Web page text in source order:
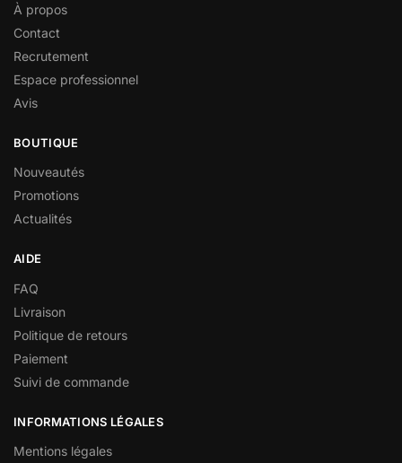
À propos
Contact
Recrutement
Espace professionnel
Avis
BOUTIQUE
Nouveautés
Promotions
Actualités
AIDE
FAQ
Livraison
Politique de retours
Paiement
Suivi de commande
INFORMATIONS LÉGALES
Mentions légales